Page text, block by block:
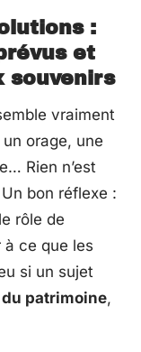
:
et
souvenirs
vraiment
orage, une
Rien n’est
bon réflexe :
rôle de
à ce que les
si un sujet
patrimoine,